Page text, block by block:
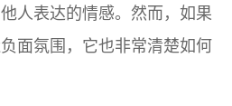
人表达的情感。然而，如果
面氛围，它也非常清楚如何